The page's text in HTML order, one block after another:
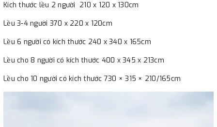
Kích thước lều 2 người 210 x 120 x 130cm
Lều 3-4 người 370 x 220 x 120cm
Lều 6 người có kích thước 240 x 340 x 165cm
Lều cho 8 người có kích thước 400 x 345 x 213cm
Lều cho 10 người có kích thước 730 × 315 × 210/165cm